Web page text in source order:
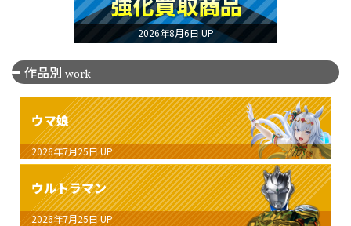
2026年8月6日 UP
作品別 work
ウマ娘
2026年7月25日 UP
ウルトラマン
2026年7月25日 UP